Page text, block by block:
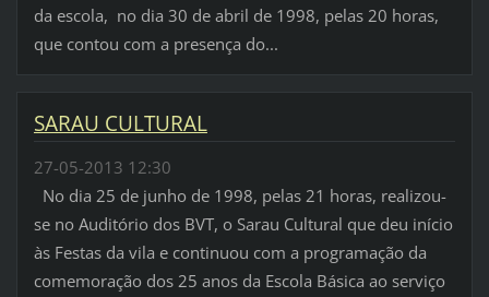
da escola, no dia 30 de abril de 1998, pelas 20 horas,
que contou com a presença do...
SARAU CULTURAL
27-05-2013 12:30
No dia 25 de junho de 1998, pelas 21 horas, realizou-
se no Auditório dos BVT, o Sarau Cultural que deu início
às Festas da vila e continuou com a programação da
comemoração dos 25 anos da Escola Básica ao serviço